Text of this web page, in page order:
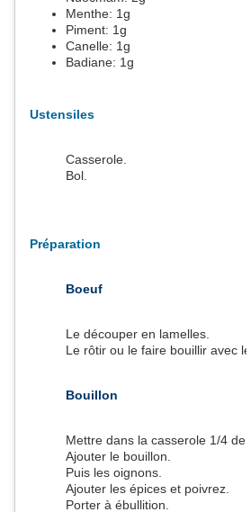
Menthe: 1g
Piment: 1g
Canelle: 1g
Badiane: 1g
Ustensiles
Casserole.
Bol.
Préparation
Boeuf
Le découper en lamelles.
Le rôtir ou le faire bouillir avec le
Bouillon
Mettre dans la casserole 1/4 de
Ajouter le bouillon.
Puis les oignons.
Ajouter les épices et poivrez.
Porter à ébullition.